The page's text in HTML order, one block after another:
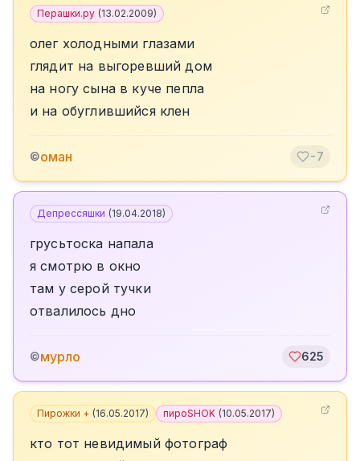
Перашки.ру (13.02.2009)
олег холодными глазами
глядит на выгоревший дом
на ногу сына в куче пепла
и на обуглившийся клен
©оман -7
Депрессяшки (19.04.2018)
грусьтоска напала
я смотрю в окно
там у серой тучки
отвалилось дно
©мурло 625
Пирожки + (16.05.2017) пироSHOK (10.05.2017)
кто тот невидимый фотограф